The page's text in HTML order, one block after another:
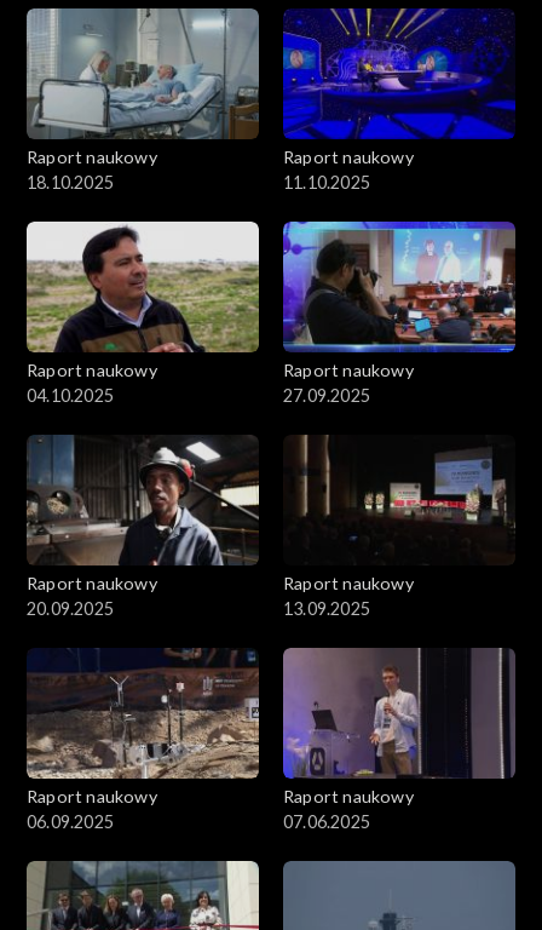
Raport naukowy
18.10.2025
Raport naukowy
11.10.2025
Raport naukowy
04.10.2025
Raport naukowy
27.09.2025
Raport naukowy
20.09.2025
Raport naukowy
13.09.2025
Raport naukowy
06.09.2025
Raport naukowy
07.06.2025